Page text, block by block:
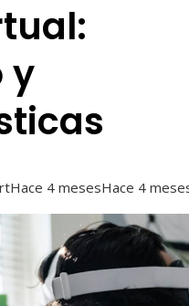
y
Hace 4 mesesHace 4